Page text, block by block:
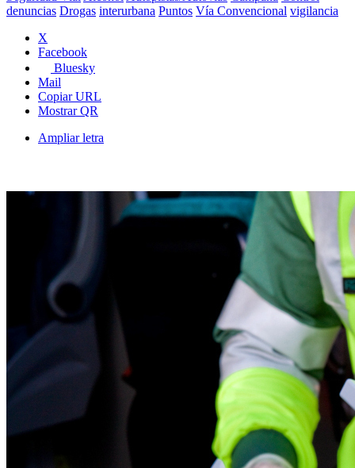
denuncias Drogas interurbana Puntos Vía Convencional vigilancia
X
Facebook
Bluesky
Mail
Copiar URL
Mostrar QR
Ampliar letra